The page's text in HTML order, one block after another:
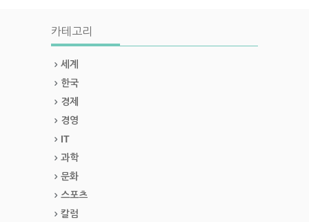
카테고리
세계
한국
경제
경영
IT
과학
문화
스포츠
칼럼